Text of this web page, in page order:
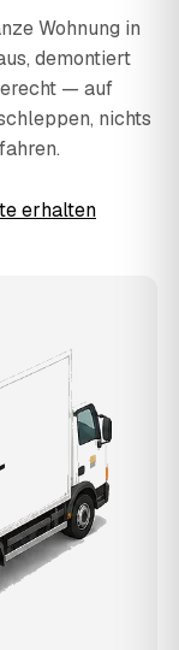
Wohnung in
demontiert
— auf
nichts
erhalten